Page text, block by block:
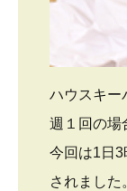
ハウスキー
週１回の場
今回は1日
されました